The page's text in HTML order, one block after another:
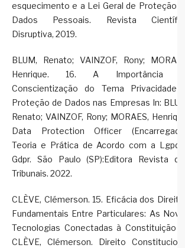
esquecimento e a Lei Geral de Proteção de
Dados Pessoais. Revista Científica
Disruptiva, 2019.
BLUM, Renato; VAINZOF, Rony; MORAES,
Henrique. 16. A Importância da
Conscientização do Tema Privacidade e
Proteção de Dados nas Empresas In: BLUM,
Renato; VAINZOF, Rony; MORAES, Henrique.
Data Protection Officer (Encarregado):
Teoria e Prática de Acordo com a Lgpd e
Gdpr. São Paulo (SP):Editora Revista dos
Tribunais. 2022.
CLÈVE, Clémerson. 15. Eficácia dos Direitos
Fundamentais Entre Particulares: As Novas
Tecnologias Conectadas à Constituição In:
CLÈVE, Clémerson. Direito Constitucional